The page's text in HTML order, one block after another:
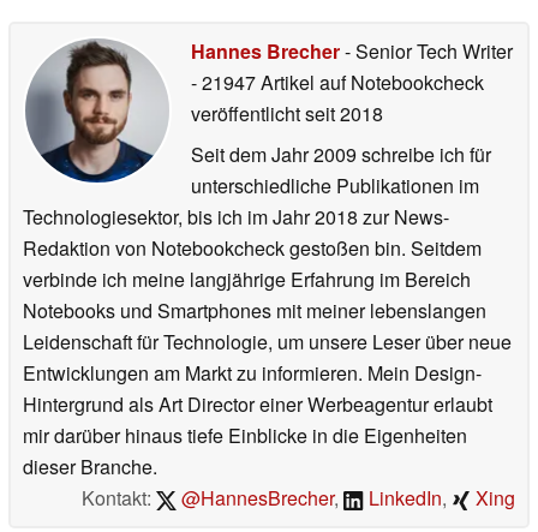
Hannes Brecher- Senior Tech Writer
- 21947 Artikel auf Notebookcheck
veröffentlichtseit 2018
Seit dem Jahr 2009 schreibe ich für
unterschiedliche Publikationen im
Technologiesektor, bis ich im Jahr 2018 zur News-
Redaktion von Notebookcheck gestoßen bin. Seitdem
verbinde ich meine langjährige Erfahrung im Bereich
Notebooks und Smartphones mit meiner lebenslangen
Leidenschaft für Technologie, um unsere Leser über neue
Entwicklungen am Markt zu informieren. Mein Design-
Hintergrund als Art Director einer Werbeagentur erlaubt
mir darüber hinaus tiefe Einblicke in die Eigenheiten
dieser Branche.
Kontakt:
@HannesBrecher, LinkedIn, Xing